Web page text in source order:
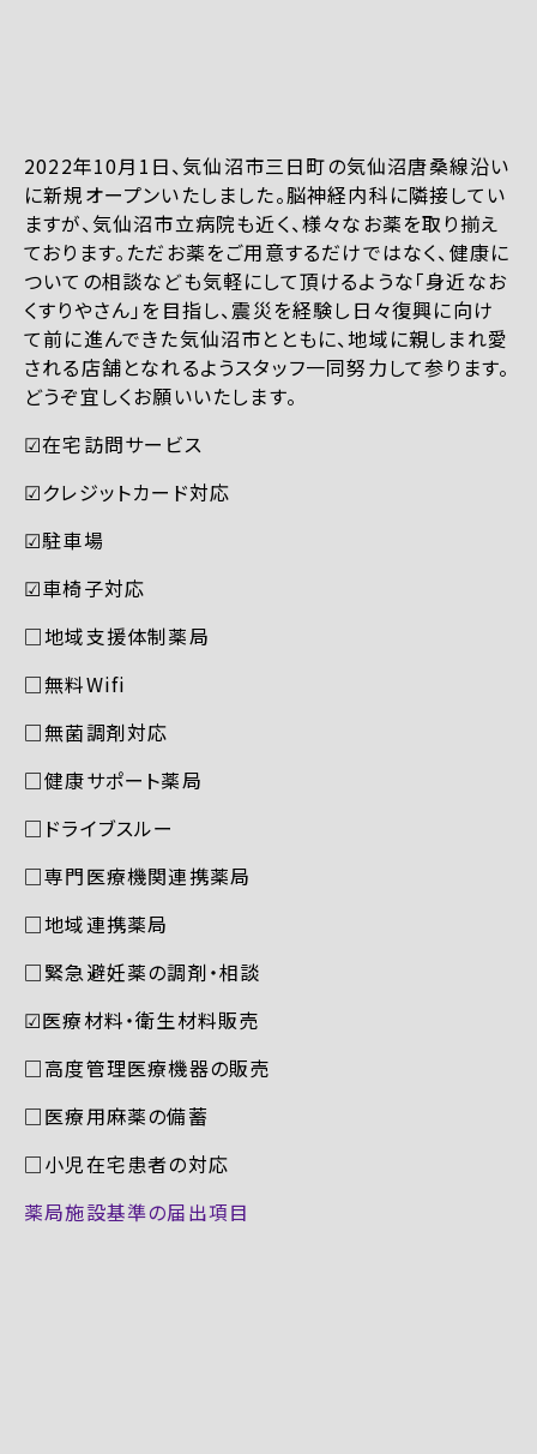
2022年10月1日、気仙沼市三日町の気仙沼唐桑線沿い
に新規オープンいたしました。脳神経内科に隣接してい
ますが、気仙沼市立病院も近く、様々なお薬を取り揃え
ております。ただお薬をご用意するだけではなく、健康に
ついての相談なども気軽にして頂けるような「身近なお
くすりやさん」を目指し、震災を経験し日々復興に向け
て前に進んできた気仙沼市とともに、地域に親しまれ愛
される店舗となれるようスタッフ一同努力して参ります。
どうぞ宜しくお願いいたします。
☑︎在宅訪問サービス
☑︎クレジットカード対応
☑︎駐車場
☑︎車椅子対応
□地域支援体制薬局
□無料Wifi
□無菌調剤対応
□健康サポート薬局
□ドライブスルー
□専門医療機関連携薬局
□地域連携薬局
□緊急避妊薬の調剤・相談
☑︎医療材料・衛生材料販売
□高度管理医療機器の販売
□医療用麻薬の備蓄
□小児在宅患者の対応
薬局施設基準の届出項目